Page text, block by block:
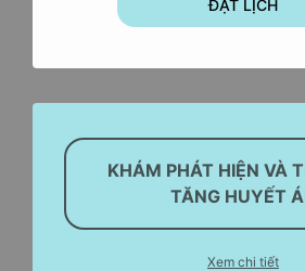
ĐẶT LỊCH
KHÁM PHÁT HIỆN VÀ
TĂNG HUYẾT
Xem chi tiết